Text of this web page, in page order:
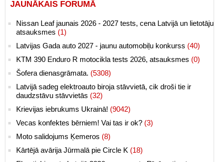
JAUNĀKAIS FORUMĀ
Nissan Leaf jaunais 2026 - 2027 tests, cena Latvijā un lietotāju
atsauksmes (1)
Latvijas Gada auto 2027 - jaunu automobiļu konkurss (40)
KTM 390 Enduro R motocikla tests 2026, atsauksmes (0)
Šofera dienasgrāmata. (5308)
Latvijā sadeg elektroauto biroja stāvvietā, cik droši tie ir
daudzstāvu stāvvietās (32)
Krievijas iebrukums Ukrainā! (9042)
Vecas konfektes bērniem! Vai tas ir ok? (3)
Moto salidojums Ķemeros (8)
Kārtējā avārija Jūrmalā pie Circle K (18)